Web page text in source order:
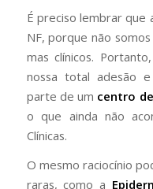
É preciso lembrar que
NF, porque não
mas clínicos.
nossa total adesão
parte de um centro
o que ainda não
Clínicas.
O mesmo raciocínio
raras, como a